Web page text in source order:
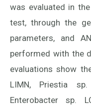
was evaluated in
test, through the
parameters, and
performed with the
evaluations show
LIMN, Priestia
Enterobacter sp.